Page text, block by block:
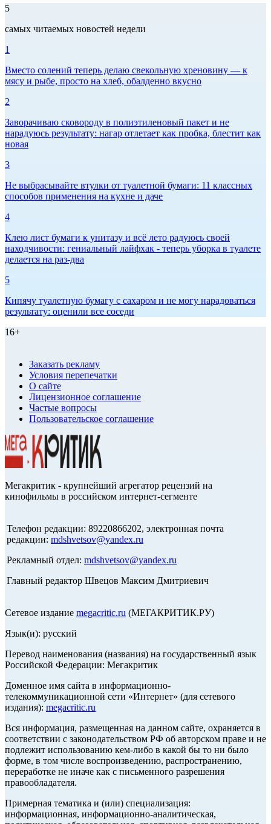
5
самых читаемых новостей недели
1
Вместо солений теперь делаю свекольную хреновину — к
мясу и рыбе, просто на хлеб, обалденно вкусно
2
Заворачиваю сковороду в полиэтиленовый пакет и не
нарадуюсь результату: нагар отлетает как пробка, блестит как
новая
3
Не выбрасывайте втулки от туалетной бумаги: 11 классных
способов применения на кухне и даче
4
Клею лист бумаги к унитазу и всё лето радуюсь своей
находчивости: гениальный лайфхак - теперь уборка в туалете
делается на раз-два
5
Кипячу туалетную бумагу с сахаром и не могу нарадоваться
результату: оценили все соседи
16+
Заказать рекламу
Условия перепечатки
О сайте
Лицензионное соглашение
Частые вопросы
Пользовательское соглашение
Мегакритик - крупнейший агрегатор рецензий на
кинофильмы в российском интернет-сегменте
Телефон редакции: 89220866202, электронная почта
редакции: mdshvetsov@yandex.ru
Рекламный отдел: mdshvetsov@yandex.ru
Главный редактор Швецов Максим Дмитриевич
Сетевое издание megacritic.ru (МЕГАКРИТИК.РУ)
Язык(и): русский
Перевод наименования (названия) на государственный язык
Российской Федерации: Мегакритик
Доменное имя сайта в информационно-
телекоммуникационной сети «Интернет» (для сетевого
издания): megacritic.ru
Вся информация, размещенная на данном сайте, охраняется в
соответствии с законодательством РФ об авторском праве и не
подлежит использованию кем-либо в какой бы то ни было
форме, в том числе воспроизведению, распространению,
переработке не иначе как с письменного разрешения
правообладателя.
Примерная тематика и (или) специализация:
информационная, информационно-аналитическая,